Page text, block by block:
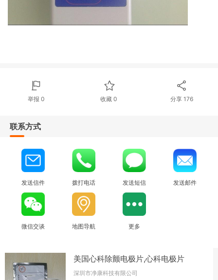
举报 0 收藏 0 分享 176
联系方式
发送信件 拨打电话 发送短信 发送邮件
微信交谈 地图导航 更多
美国心科除颤电极片,心科电极片
深圳市净康科技有限公司